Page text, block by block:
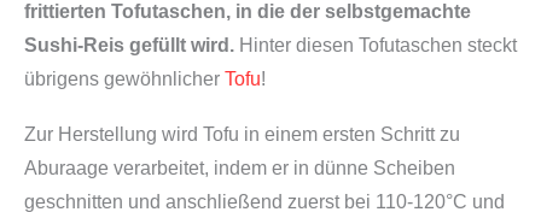
frittierten Tofutaschen, in die der selbstgemachte
Sushi-Reis gefüllt wird. Hinter diesen Tofutaschen steckt
übrigens gewöhnlicher Tofu!
Zur Herstellung wird Tofu in einem ersten Schritt zu
Aburaage verarbeitet, indem er in dünne Scheiben
geschnitten und anschließend zuerst bei 110-120°C und